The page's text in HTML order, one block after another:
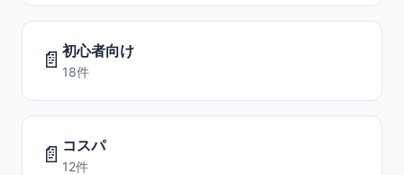
📄 初心者向け
18件
📄 コスパ
12件